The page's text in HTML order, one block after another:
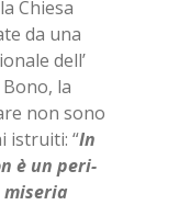
Chie­sa
da una
dell’
la
non sono
istrui­ti: “In
è un pe­ri­